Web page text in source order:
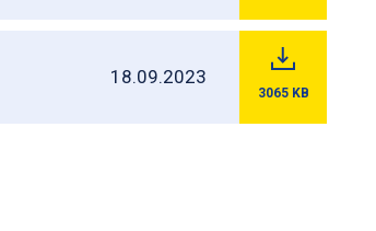
18.09.2023
3065 KB